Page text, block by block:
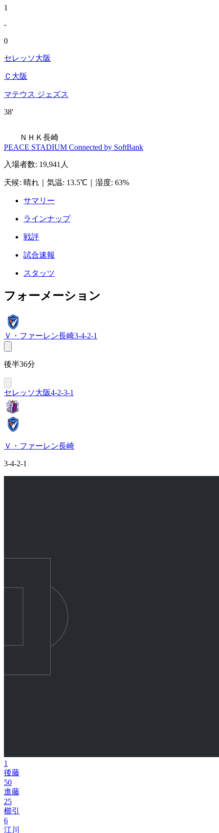
1
-
0
セレッソ大阪
Ｃ大阪
マテウス ジェズス
38'
ＮＨＫ長崎
PEACE STADIUM Connected by SoftBank
入場者数: 19,941人
天候: 晴れ 気温: 13.5℃ 湿度: 63%
サマリー
ラインナップ
戦評
試合速報
スタッツ
フォーメーション
Ｖ・ファーレン長崎3-4-2-1
後半36分
セレッソ大阪4-2-3-1
Ｖ・ファーレン長崎
3-4-2-1
1
後藤
50
進藤
25
櫛引
6
江川